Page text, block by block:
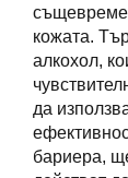
кожата.
алкохол,
да
бариера,